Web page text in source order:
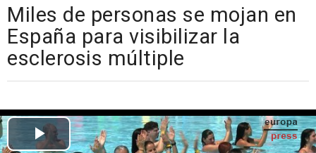
Miles de personas se mojan en
España para visibilizar la
esclerosis múltiple